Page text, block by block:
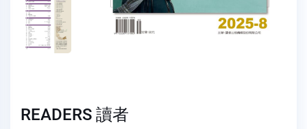
READERS 讀者